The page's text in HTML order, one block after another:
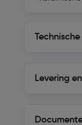
Levering